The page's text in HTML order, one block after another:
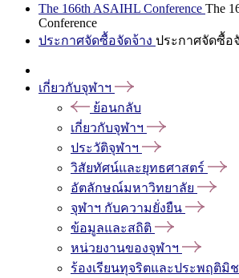
The 166th ASAIHL Conference The
Conference
ประกาศจัดซื้อจัดจ้าง ประกาศจัดซื้อ
เกี่ยวกับจุฬาฯ
ย้อนกลับ
เกี่ยวกับจุฬาฯ
ประวัติจุฬาฯ
วิสัยทัศน์และยุทธศาสตร์
อัตลักษณ์มหาวิทยาลัย
จุฬาฯ กับความยั่งยืน
ข้อมูลและสถิติ
หน่วยงานของจุฬาฯ
ร้องเรียนทุจริตและประพฤติมิ